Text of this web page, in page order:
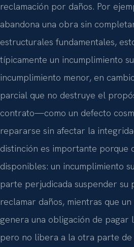
reclamación por daños. Por
abandona una obra sin
estructurales fundamentales,
típicamente un incumplimiento
incumplimiento menor, en
parcial que no destruye el
contrato—como un defecto
repararse sin afectar la
distinción es importante porque
disponibles: un incumplimiento
parte perjudicada suspender su
reclamar daños, mientras que
genera una obligación de pagar
pero no libera a la otra parte de